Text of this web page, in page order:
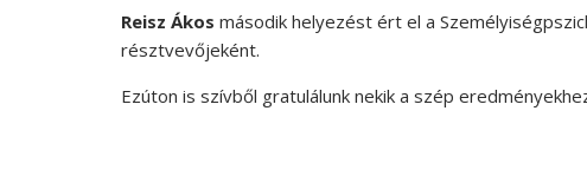
Reisz Ákos második helyezést ért el a
résztvevőjeként.
Ezúton is szívből gratulálunk nekik a szép